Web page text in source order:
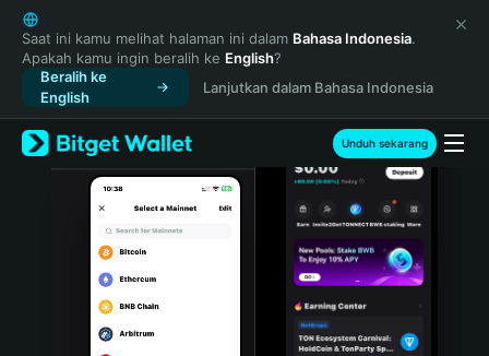
English
日本語
Tiếng Việt
Русский
Español (Latinoamérica)
Türkçe
Italiano
Português (Portugal)
Bahasa Indonesia
Saat ini kamu melihat halaman ini dalam Bahasa Indonesia.
Apakah kamu ingin beralih ke English?
Beralih ke
English
Lanjutkan dalam Bahasa Indonesia
Unduh sekarang